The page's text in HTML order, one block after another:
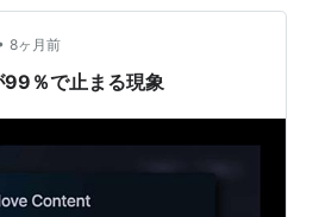
ーが3万人の人。 副業でやって
人。 商業出版で取材ライターと
ているから、自分が出した…
8ヶ月前
％で止まる現象